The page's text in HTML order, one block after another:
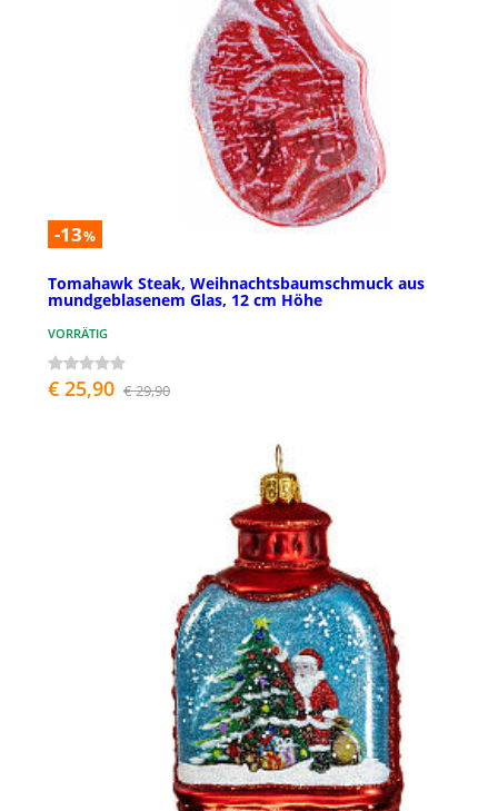
-13%
Tomahawk Steak, Weihnachtsbaumschmuck aus
mundgeblasenem Glas, 12 cm Höhe
VORRÄTIG
€ 25,90 € 29,90